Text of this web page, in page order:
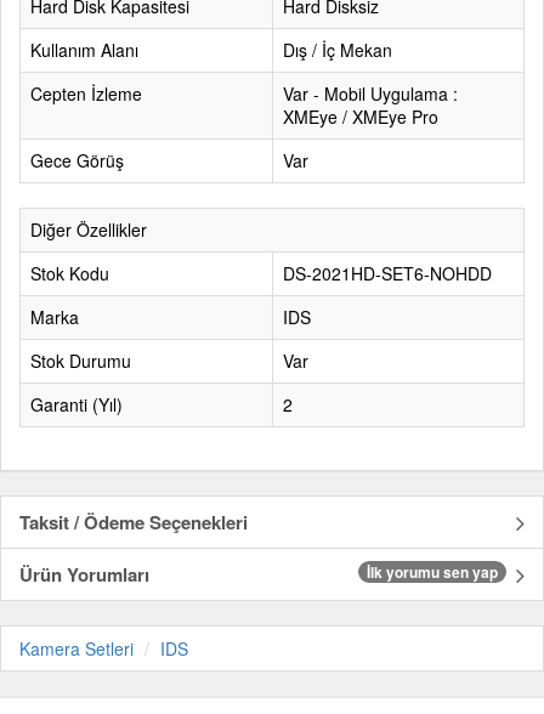
Hard Disk Kapasitesi
Hard Disksiz
Kullanım Alanı
Dış / İç Mekan
Cepten İzleme
Var - Mobil Uygulama :
XMEye / XMEye Pro
Gece Görüş
Var
Diğer Özellikler
Stok Kodu
DS-2021HD-SET6-NOHDD
Marka
IDS
Stok Durumu
Var
Garanti (Yıl)
2
Taksit / Ödeme Seçenekleri
Ürün Yorumları
İlk yorumu sen yap
Kamera Setleri IDS